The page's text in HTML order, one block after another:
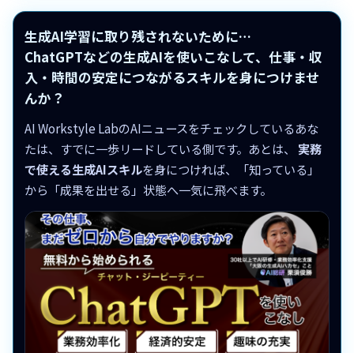
生成AI学習に取り残されないために…
ChatGPTなどの生成AIを使いこなして、仕事・収
入・時間の安定につながるスキルを身につけませ
んか？
AI Workstyle LabのAIニュースをチェックしているあな
たは、すでに一歩リードしている側です。あとは、 実務
で使える生成AIスキルを身につければ、「知っている」
から「成果を出せる」状態へ一気に飛べます。